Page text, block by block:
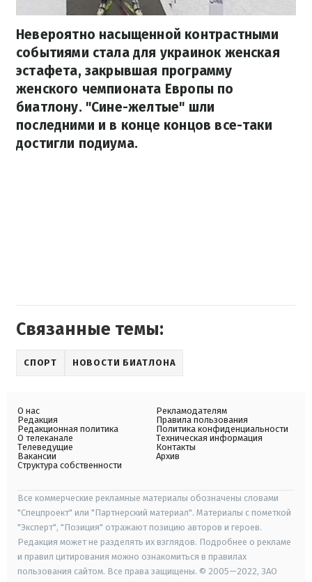
Невероятно насыщенной контрастными
событиями стала для украинок женская
эстафета, закрывшая программу
женского чемпионата Европы по
биатлону. "Сине-желтые" шли
последними и в конце концов все-таки
достигли подиума.
Связанные темы:
СПОРТ НОВОСТИ БИАТЛОНА
О нас
Редакция
Редакционная политика
О телеканале
Телеведущие
Вакансии
Структура собственности
Рекламодателям
Правила пользования
Политика конфиденциальности
Техническая информация
Контакты
Архив
Все коммерческие рекламные материалы обозначены словами
"Спецпроект" или "Партнерский материал". Материалы с пометкой
"Эксперт", "Позиция" отражают позицию авторов и героев.
Редакция может не разделять их взглядов. Подробнее о рекламе
и правил цитирования можно ознакомиться в правилах
пользования сайтом. Все права защищены. © 2005—2022, ЗАО